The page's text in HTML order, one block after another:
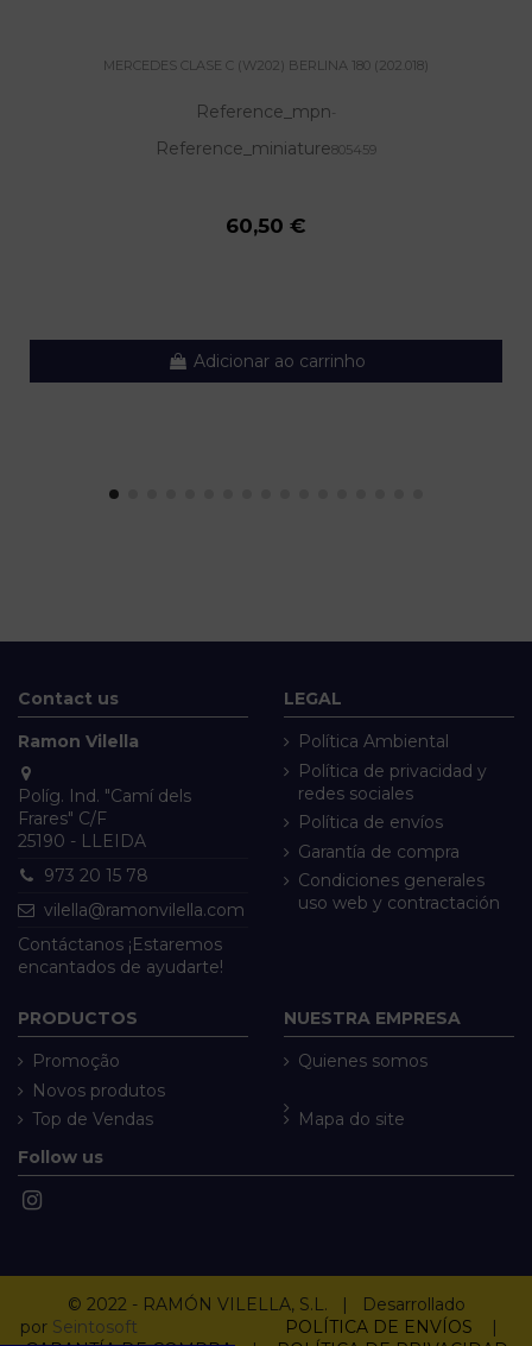
MERCEDES CLASE C (W202) BERLINA 180 (202.018)
Reference_mpn-
Reference_miniature805459
60,50 €
Adicionar ao carrinho
Contact us
Ramon Vilella
Políg. Ind. "Camí dels
Frares" C/F
25190 - LLEIDA
973 20 15 78
vilella@ramonvilella.com
Contáctanos ¡Estaremos
encantados de ayudarte!
LEGAL
Política Ambiental
Política de privacidad y
redes sociales
Política de envíos
Garantía de compra
Condiciones generales
uso web y contractación
PRODUCTOS
Promoção
Novos produtos
Top de Vendas
NUESTRA EMPRESA
Quienes somos
Mapa do site
Follow us
© 2022 - RAMÓN VILELLA, S.L. | Desarrollado
por Seintosoft POLÍTICA DE ENVÍOS
|